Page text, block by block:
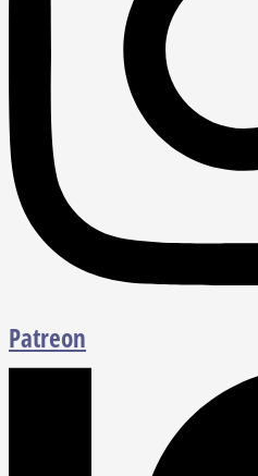
Patreon